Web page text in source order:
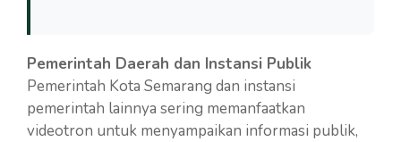
Pemerintah Daerah dan Instansi Publik
Pemerintah Kota Semarang dan instansi
pemerintah lainnya sering memanfaatkan
videotron untuk menyampaikan informasi publik,